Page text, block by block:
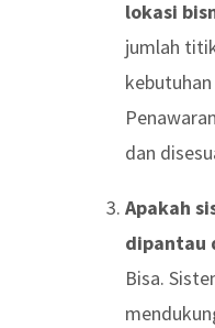
lokasi
jumlah
dan
Apakah
dipantau
Bisa.